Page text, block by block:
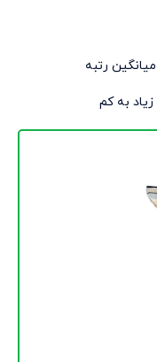
میانگین رتبه
به کم